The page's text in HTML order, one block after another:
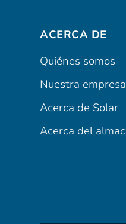
ACERCA DE
Quiénes somos
Nuestra empresa
Acerca de Solar
Acerca del